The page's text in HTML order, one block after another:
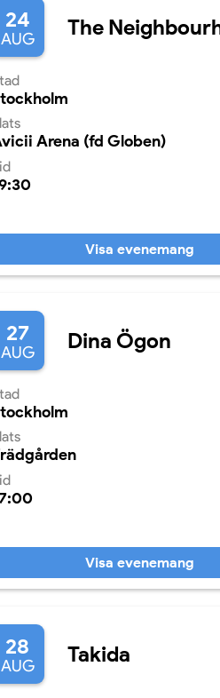
24
AUG The
Arena (fd Globen)
Visa evenemang
27
AUG Dina Ögon
Visa evenemang
28
AUG Takida